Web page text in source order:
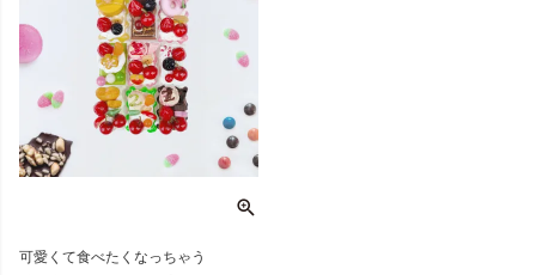
可愛くて食べたくなっちゃう